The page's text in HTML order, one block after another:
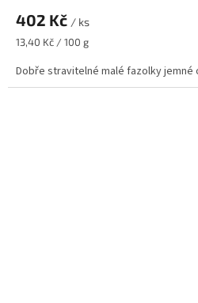
402 Kč / ks
Měrná
13,40 Kč / 100 g
Dobře stravitelné malé fazolky jemné